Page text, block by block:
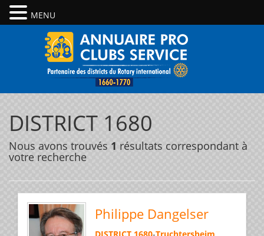
DISTRICT 1680
Nous avons trouvés 1 résultats correspondant à
votre recherche
Philippe Dangelser
MENU